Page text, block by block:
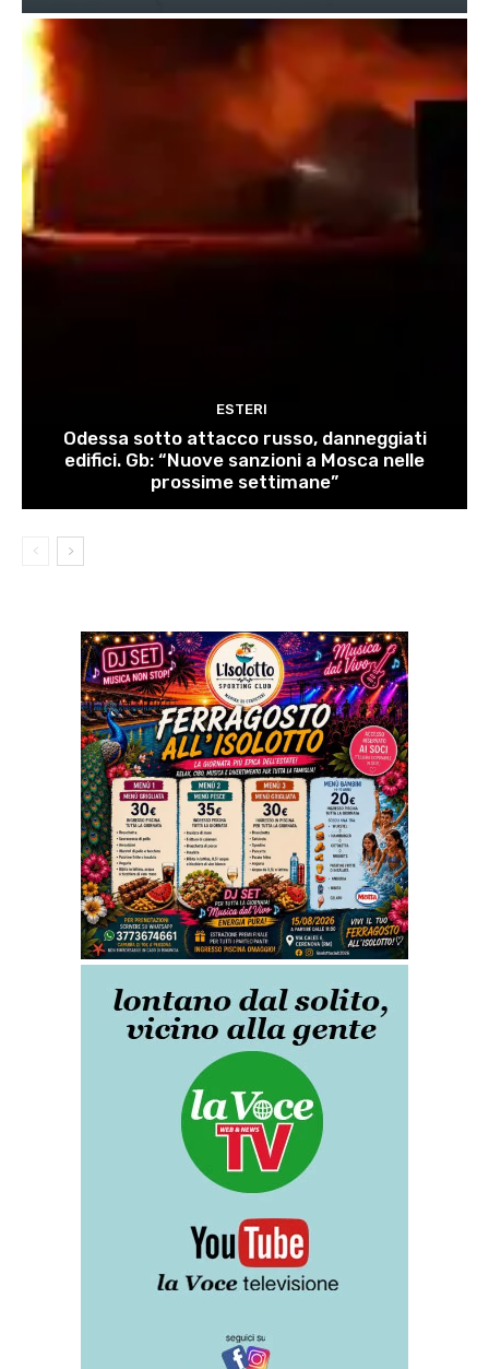
ESTERI
Odessa sotto attacco russo, danneggiati
edifici. Gb: “Nuove sanzioni a Mosca nelle
prossime settimane”